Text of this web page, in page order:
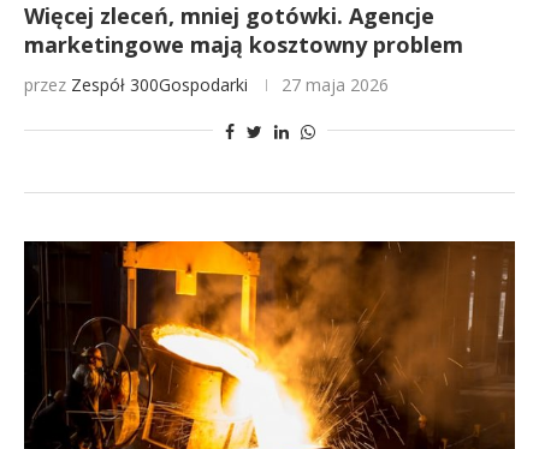
Więcej zleceń, mniej gotówki. Agencje
marketingowe mają kosztowny problem
przez Zespół 300Gospodarki 27 maja 2026